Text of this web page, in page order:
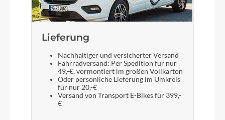
Lieferung
Nachhaltiger und versicherter Versand
Fahrradversand: Per Spedition für nur
49,-€, vormontiert im großen Vollkarton
Oder persönliche Lieferung im Umkreis
für nur 20,-€
Versand von Transport E-Bikes für 399,-
€